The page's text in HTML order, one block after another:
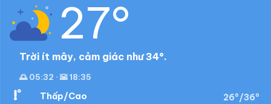
27°
Trời ít mây, cảm giác như 34°.
🌅 05:32 · 🌇 18:35
Thấp/Cao
26°/36°